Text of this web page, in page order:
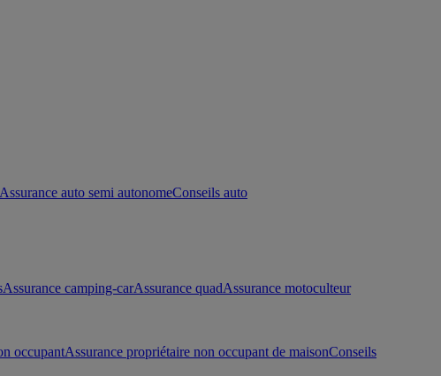
Assurance auto semi autonomeConseils auto
Assurance camping-carAssurance quadAssurance motoculteur
occupantAssurance propriétaire non occupant de maisonConseils